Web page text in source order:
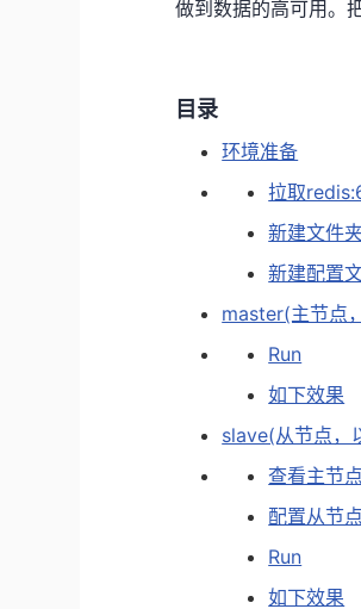
做到数据的高可用。
目录
环境准备
拉取
新建文件夹
新建配置
master(主节点
Run
如下效果
slave(从节点，
查看主节
配置从节
Run
如下效果